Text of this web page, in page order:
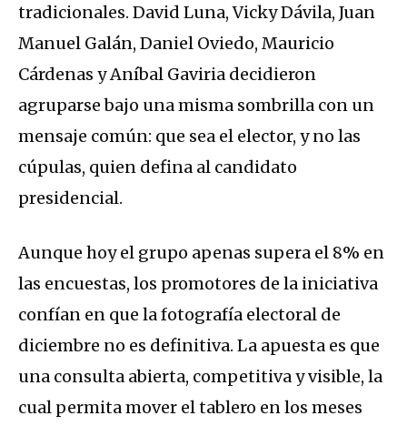
tradicionales. David Luna, Vicky Dávila, Juan
Manuel Galán, Daniel Oviedo, Mauricio
Cárdenas y Aníbal Gaviria decidieron
agruparse bajo una misma sombrilla con un
mensaje común: que sea el elector, y no las
cúpulas, quien defina al candidato
presidencial.
Aunque hoy el grupo apenas supera el 8% en
las encuestas, los promotores de la iniciativa
confían en que la fotografía electoral de
diciembre no es definitiva. La apuesta es que
una consulta abierta, competitiva y visible, la
cual permita mover el tablero en los meses